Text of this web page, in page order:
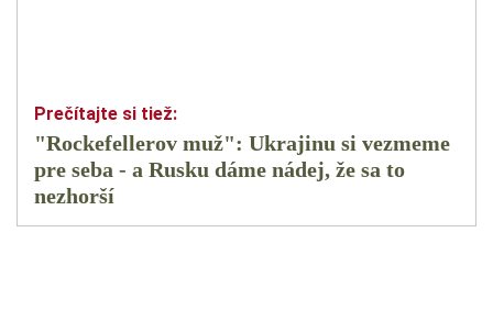
"Rockefellerov muž": Ukrajinu si vezmeme
pre seba - a Rusku dáme nádej, že sa to
nezhorší